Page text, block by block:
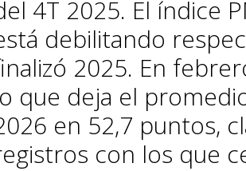
4T 2025. El índice
debilitando
2025. En
que deja el
en 52,7 puntos,
con los que